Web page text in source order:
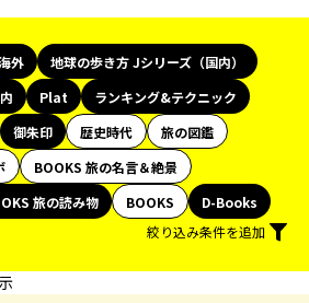
外
地球の歩き方 Jシリーズ（国内）
Plat
ランキング&テクニック
御朱印 歴史時代
旅の図鑑
BOOKS 旅の名言＆絶景
旅の読み物 BOOKS
D-Books
絞り込み条件を追加